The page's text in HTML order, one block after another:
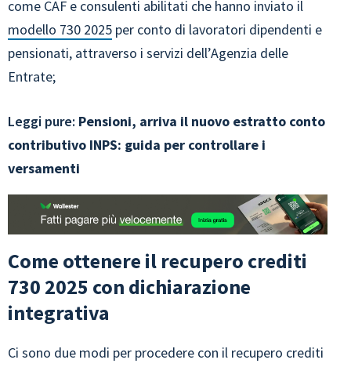
come CAF e consulenti abilitati che hanno inviato il
modello 730 2025 per conto di lavoratori dipendenti e
pensionati, attraverso i servizi dell’Agenzia delle
Entrate;
Leggi pure: Pensioni, arriva il nuovo estratto conto
contributivo INPS: guida per controllare i
versamenti
Come ottenere il recupero crediti
730 2025 con dichiarazione
integrativa
Ci sono due modi per procedere con il recupero crediti